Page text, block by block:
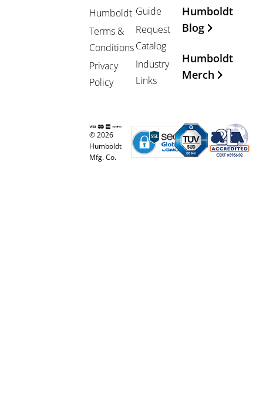
Humboldt
Terms &
Conditions
Privacy
Policy
Guide
Request
Catalog
Industry
Links
Humboldt
Blog
Humboldt
Merch
© 2026
Humboldt
Mfg. Co.